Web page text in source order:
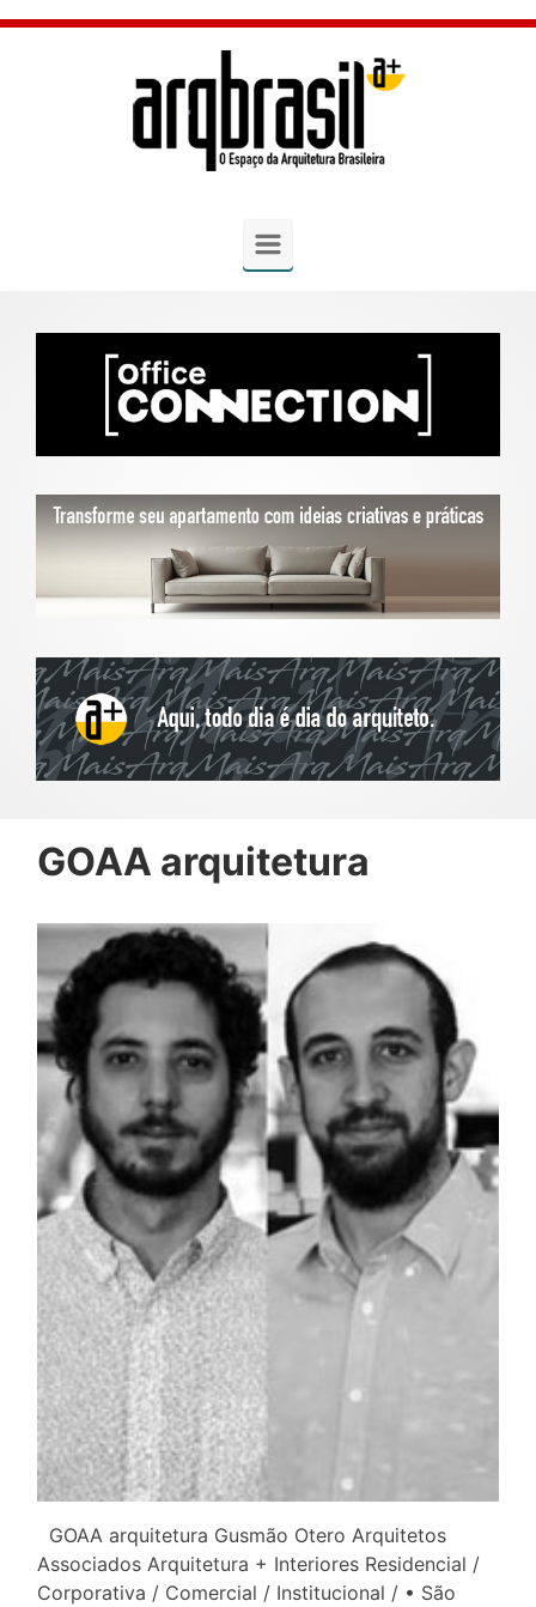
Skip to main content
GOAA arquitetura
GOAA arquitetura Gusmão Otero Arquitetos
Associados Arquitetura + Interiores Residencial /
Corporativa / Comercial / Institucional / • São